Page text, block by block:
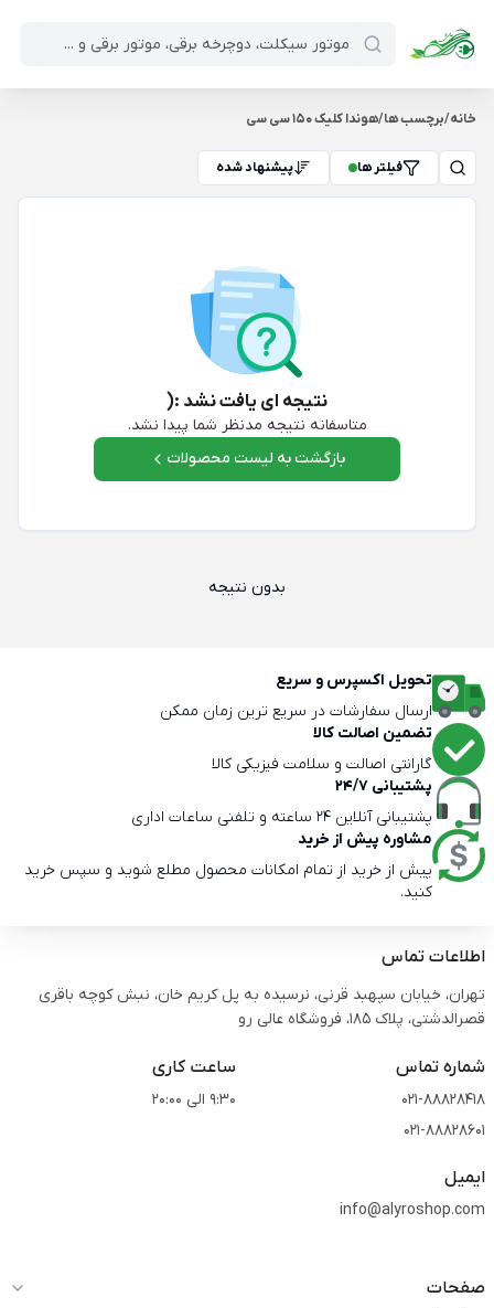
خانه/برچسب ها/هوندا کلیک 150 سی سی
فیلتر ها پیشنهاد شده
نتیجه ای یافت نشد :(
متاسفانه نتیجه مدنظر شما پیدا نشد.
بازگشت به لیست محصولات
بدون نتیجه
تحویل اکسپرس و سریع
ارسال سفارشات در سریع ترین زمان ممکن
تضمین اصالت کالا
گارانتی اصالت و سلامت فیزیکی کالا
پشتیبانی 24/7
پشتیبانی آنلاین 24 ساعته و تلفنی ساعات اداری
مشاوره پیش از خرید
پیش از خرید از تمام امکانات محصول مطلع شوید و سپس خرید
کنید.
اطلاعات تماس
تهران، خیابان سپهبد قرنی، نرسیده به پل کریم خان، نبش کوچه باقری
قصرالدشتی،‌ پلاک 185، فروشگاه عالی رو
شماره تماس
021-88828418
021-88828601
ساعت کاری
9:30 الی 20:00
ایمیل
info@alyroshop.com
صفحات